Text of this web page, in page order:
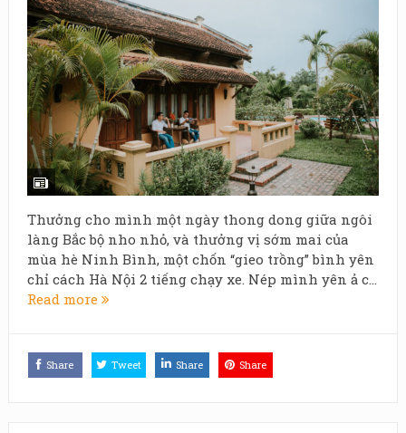
Thưởng cho mình một ngày thong dong giữa ngôi
làng Bắc bộ nho nhỏ, và thưởng vị sớm mai của
mùa hè Ninh Bình, một chốn “gieo trồng” bình yên
chỉ cách Hà Nội 2 tiếng chạy xe. Nép mình yên ả c...
Read more
Share Tweet Share Share